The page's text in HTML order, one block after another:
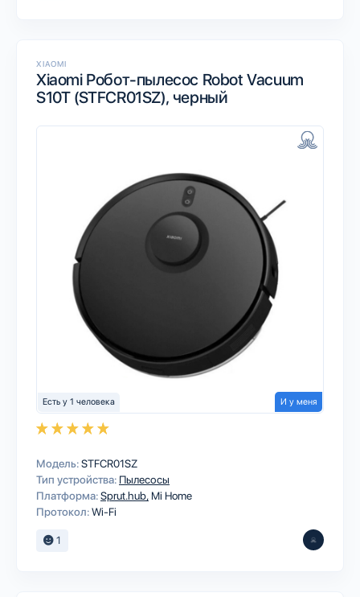
XIAOMI
Xiaomi Робот-пылесос Robot Vacuum
S10T (STFCR01SZ), черный
Есть у 1 человека И у меня
Модель:STFCR01SZ
Тип устройства: Пылесосы
Платформа:Sprut.hub Mi Home
Протокол:Wi-Fi
1